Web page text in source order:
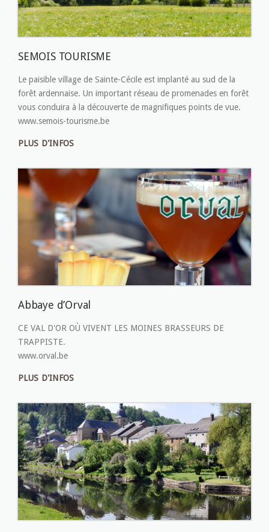
SEMOIS TOURISME
Le paisible village de Sainte-Cécile est implanté au sud de la
forêt ardennaise. Un important réseau de promenades en forêt
vous conduira à la découverte de magnifiques points de vue.
www.semois-tourisme.be
PLUS D'INFOS
Abbaye d’Orval
CE VAL D'OR OÙ VIVENT LES MOINES BRASSEURS DE
TRAPPISTE.
www.orval.be
PLUS D'INFOS